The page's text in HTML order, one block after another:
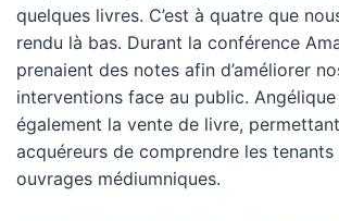
quelques livres. C’est à quatre que
rendu là bas. Durant la conférence
prenaient des notes afin d’améliorer
interventions face au public.
également la vente de livre,
acquéreurs de comprendre les tenants
ouvrages médiumniques.